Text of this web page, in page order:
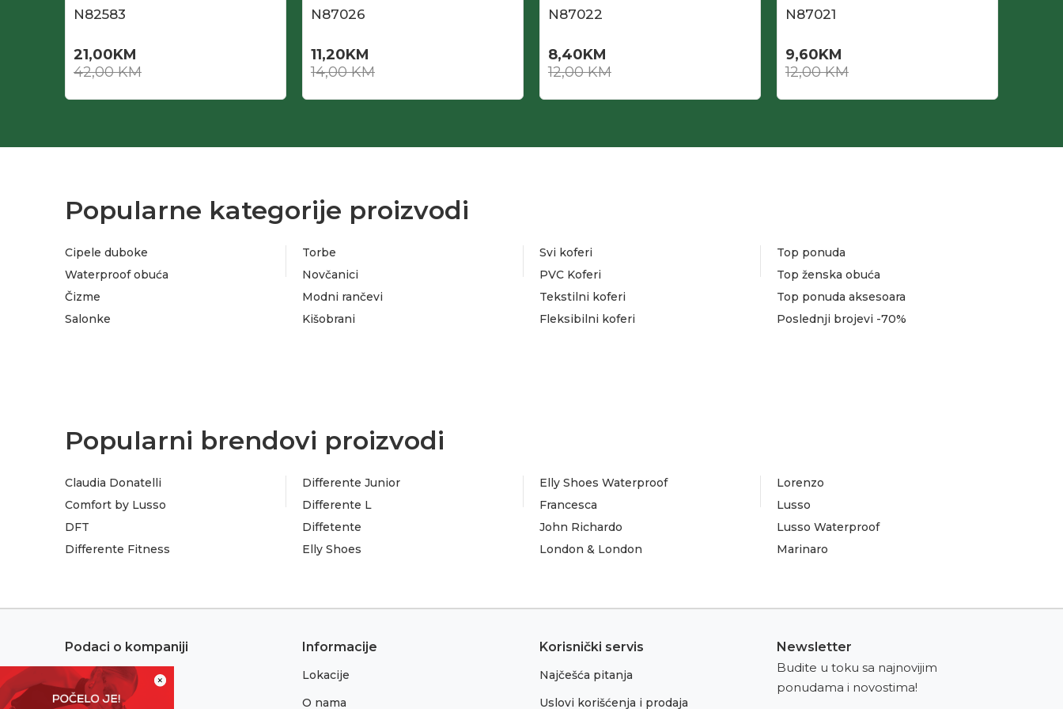
×
N82583
21,00KM
42,00KM
N87026
11,20KM
14,00KM
N87022
8,40KM
12,00KM
N87021
9,60KM
12,00KM
Popularne kategorije proizvodi
Cipele duboke
Waterproof obuća
Čizme
Salonke
Torbe
Novčanici
Modni rančevi
Kišobrani
Svi koferi
PVC Koferi
Tekstilni koferi
Fleksibilni koferi
Top ponuda
Top ženska obuća
Top ponuda aksesoara
Poslednji brojevi -70%
Popularni brendovi proizvodi
Claudia Donatelli
Comfort by Lusso
DFT
Differente Fitness
Differente Junior
Differente L
Diffetente
Elly Shoes
Elly Shoes Waterproof
Francesca
John Richardo
London & London
Lorenzo
Lusso
Lusso Waterproof
Marinaro
Podaci o kompaniji
Adresa:
Sremska 1
Informacije
Lokacije
O nama
Korisnički servis
Najčešća pitanja
Uslovi korišćenja i prodaja
Newsletter
Budite u toku sa najnovijim
ponudama i novostima!